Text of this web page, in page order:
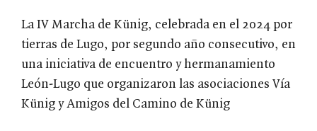
La IV Marcha de Künig, celebrada en el 2024 por
tierras de Lugo, por segundo año consecutivo, en
una iniciativa de encuentro y hermanamiento
León-Lugo que organizaron las asociaciones Vía
Künig y Amigos del Camino de Künig